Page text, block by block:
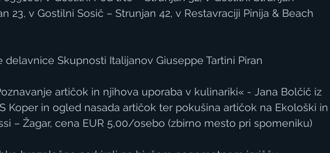
23, v Gostilni Sosič – Strunjan 42, v Restavraciji Pinija & Beach
delavnice Skupnosti Italijanov Giuseppe Tartini Piran
artičok in njihova uporaba v kulinariki« - Jana Bolčič iz
Koper in ogled nasada artičok ter pokušina artičok na Ekološki in
– Žagar, cena EUR 5,00/osebo (zbirno mesto pri spomeniku)